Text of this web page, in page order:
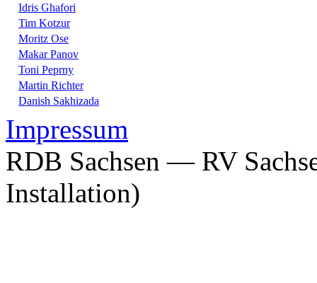
Idris Ghafori
Tim Kotzur
Moritz Ose
Makar Panov
Toni Peprny
Martin Richter
Danish Sakhizada
Impressum
RDB Sachsen — RV
Installation)